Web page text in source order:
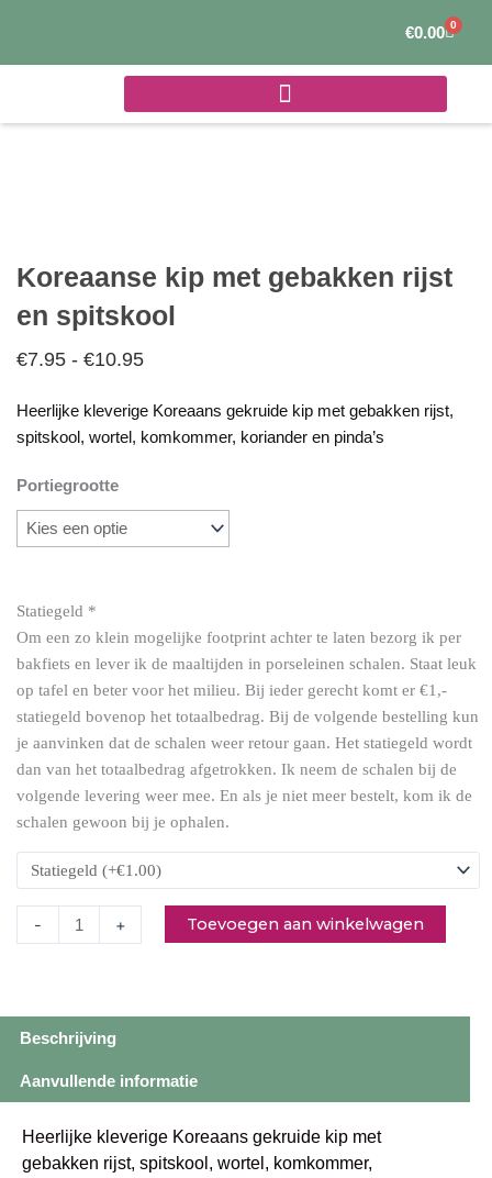
de
€0.00 0
Koreaanse kip met gebakken rijst
en spitskool
€7.95 - €10.95Prijsklasse:
tot
€10.95
Heerlijke kleverige Koreaans gekruide kip met gebakken rijst,
spitskool, wortel, komkommer, koriander en pinda’s
Portiegrootte
Statiegeld *
Om een zo klein mogelijke footprint achter te laten bezorg ik per
bakfiets en lever ik de maaltijden in porseleinen schalen. Staat leuk
op tafel en beter voor het milieu. Bij ieder gerecht komt er €1,-
statiegeld bovenop het totaalbedrag. Bij de volgende bestelling kun
je aanvinken dat de schalen weer retour gaan. Het statiegeld wordt
dan van het totaalbedrag afgetrokken. Ik neem de schalen bij de
volgende levering weer mee. En als je niet meer bestelt, kom ik de
schalen gewoon bij je ophalen.
-
Koreaanse
kip
rijst
en
spitskool
aantal
+ Toevoegen aan winkelwagen
Beschrijving
Aanvullende informatie
Heerlijke kleverige Koreaans gekruide kip met
gebakken rijst, spitskool, wortel, komkommer,